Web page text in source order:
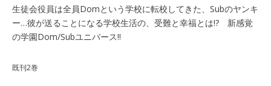
生徒会役員は全員Domという学校に転校してきた、Subのヤンキ
ー…彼が送ることになる学校生活の、受難と幸福とは!? 新感覚
の学園Dom/Subユニバース!!
既刊2巻